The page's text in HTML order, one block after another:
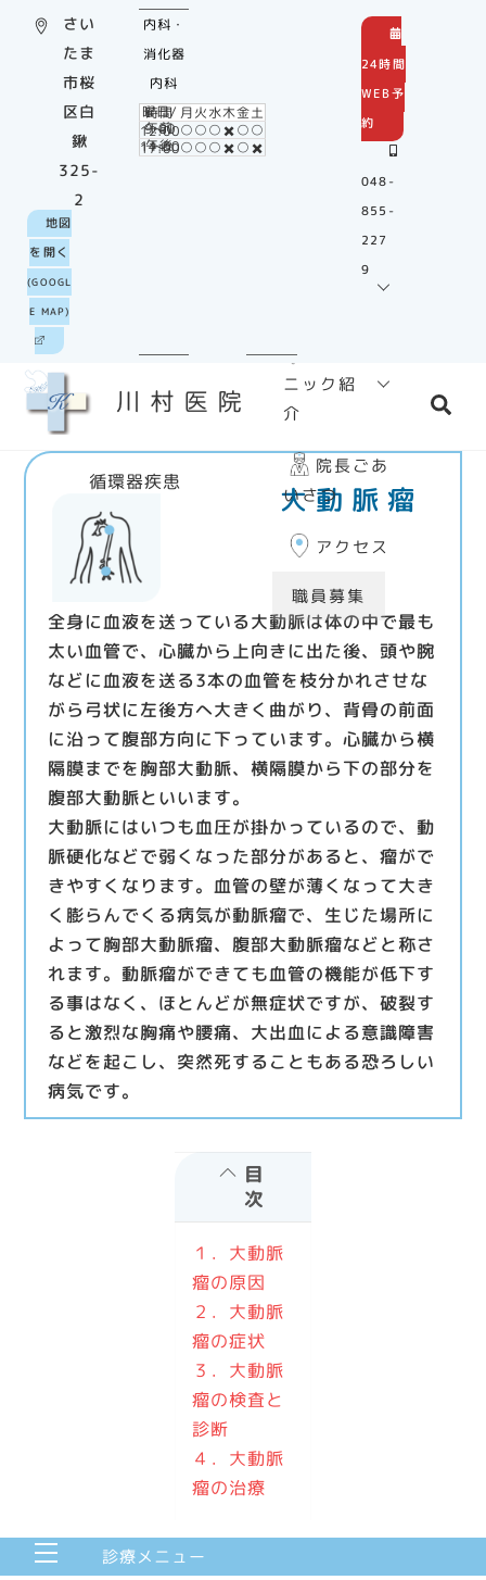
content
さい
たま
市桜
区白
鍬
325-
2
地図
を開く
(GOOGL
E MAP)
内科・
消化器
内科
曜日/時間 月火水木金土
午前9:00～12:00○○○✖️○○
午後14:00～17:00○○○✖️○✖️
24時間
WEB予
約
048-
855-
227
9
ホーム
ニック紹
介
院長ごあ
いさつ
アクセス
職員募集
循環器疾患 大動脈瘤
全身に血液を送っている大動脈は体の中で最も
太い血管で、心臓から上向きに出た後、頭や腕
などに血液を送る3本の血管を枝分かれさせな
がら弓状に左後方へ大きく曲がり、背骨の前面
に沿って腹部方向に下っています。心臓から横
隔膜までを胸部大動脈、横隔膜から下の部分を
腹部大動脈といいます。
大動脈にはいつも血圧が掛かっているので、動
脈硬化などで弱くなった部分があると、瘤がで
きやすくなります。血管の壁が薄くなって大き
く膨らんでくる病気が動脈瘤で、生じた場所に
よって胸部大動脈瘤、腹部大動脈瘤などと称さ
れます。動脈瘤ができても血管の機能が低下す
る事はなく、ほとんどが無症状ですが、破裂す
ると激烈な胸痛や腰痛、大出血による意識障害
などを起こし、突然死することもある恐ろしい
病気です。
目
次
１．大動脈
瘤の原因
２．大動脈
瘤の症状
３．大動脈
瘤の検査と
診断
４．大動脈
瘤の治療
Menu診療メニュー